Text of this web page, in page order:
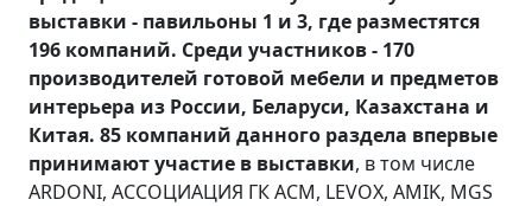
выставки - павильоны 1 и 3, где разместятся
196 компаний. Среди участников - 170
производителей готовой мебели и предметов
интерьера из России, Беларуси, Казахстана и
Китая. 85 компаний данного раздела впервые
принимают участие в выставки, в том числе
ARDONI, АССОЦИАЦИЯ ГК АСМ, LEVOX, AMIK, MGS